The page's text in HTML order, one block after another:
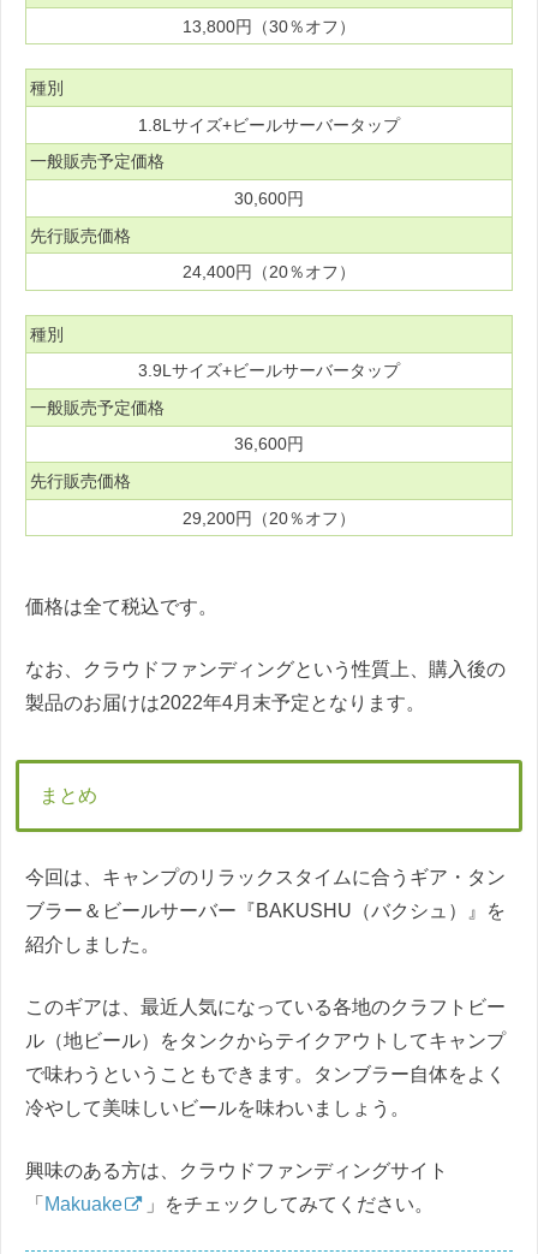
13,800円（30％オフ）
種別
1.8Lサイズ+ビールサーバータップ
一般販売予定価格
30,600円
先行販売価格
24,400円（20％オフ）
種別
3.9Lサイズ+ビールサーバータップ
一般販売予定価格
36,600円
先行販売価格
29,200円（20％オフ）
価格は全て税込です。
なお、クラウドファンディングという性質上、購入後の
製品のお届けは2022年4月末予定となります。
まとめ
今回は、キャンプのリラックスタイムに合うギア・タン
ブラー＆ビールサーバー『BAKUSHU（バクシュ）』を
紹介しました。
このギアは、最近人気になっている各地のクラフトビー
ル（地ビール）をタンクからテイクアウトしてキャンプ
で味わうということもできます。タンブラー自体をよく
冷やして美味しいビールを味わいましょう。
興味のある方は、クラウドファンディングサイト
「 Makuake 」をチェックしてみてください。